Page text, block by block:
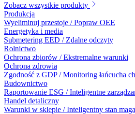
Zobacz wszystkie produkty
Produkcja
Wyeliminuj przestoje / Popraw OEE
Energetyka i media
Submetering EED / Zdalne odczyty
Rolnictwo
Ochrona zbiorów / Ekstremalne warunki
Ochrona zdrowia
Zgodność z GDP / Monitoring łańcucha
Budownictwo
Raportowanie ESG / Inteligentne
Handel detaliczny
Warunki w sklepie / Inteligentny stan